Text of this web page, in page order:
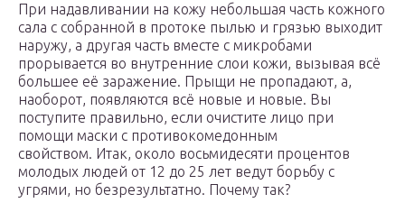
При надавливании на кожу небольшая часть кожного
сала с собранной в протоке пылью и грязью выходит
наружу, а другая часть вместе с микробами
прорывается во внутренние слои кожи, вызывая всё
большее её заражение. Прыщи не пропадают, а,
наоборот, появляются всё новые и новые. Вы
поступите правильно, если очистите лицо при
помощи маски с противокомедонным
свойством. Итак, около восьмидесяти процентов
молодых людей от 12 до 25 лет ведут борьбу с
угрями, но безрезультатно. Почему так?